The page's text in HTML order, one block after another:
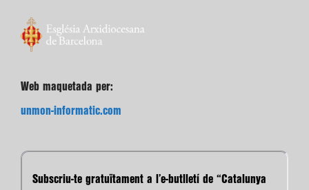
Web maquetada per:
unmon-informatic.com
Subscriu-te gratuïtament a l’e-butlletí de “Catalunya